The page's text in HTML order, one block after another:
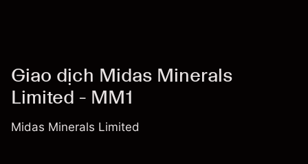
Giao dịch Midas Minerals
Limited - MM1
Midas Minerals Limited